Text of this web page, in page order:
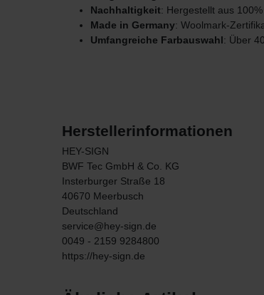
Nachhaltigkeit: Hergestellt aus
Made in Germany: Woolmark-
Umfangreiche Farbauswahl: Über
Herstellerinformationen
HEY-SIGN
BWF Tec GmbH & Co. KG
Insterburger Straße 18
40670 Meerbusch
Deutschland
service@hey-sign.de
0049 - 2159 9284800
https://hey-sign.de